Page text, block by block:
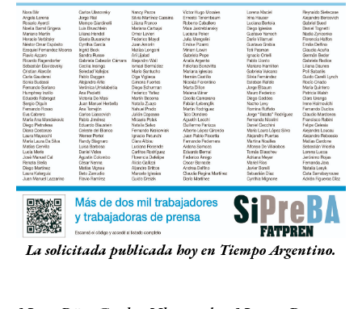
La solicitada publicada hoy en Tiempo Argentino.